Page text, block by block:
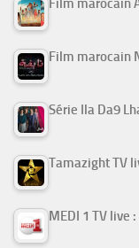
Tamazight TV
MEDI 1 TV live